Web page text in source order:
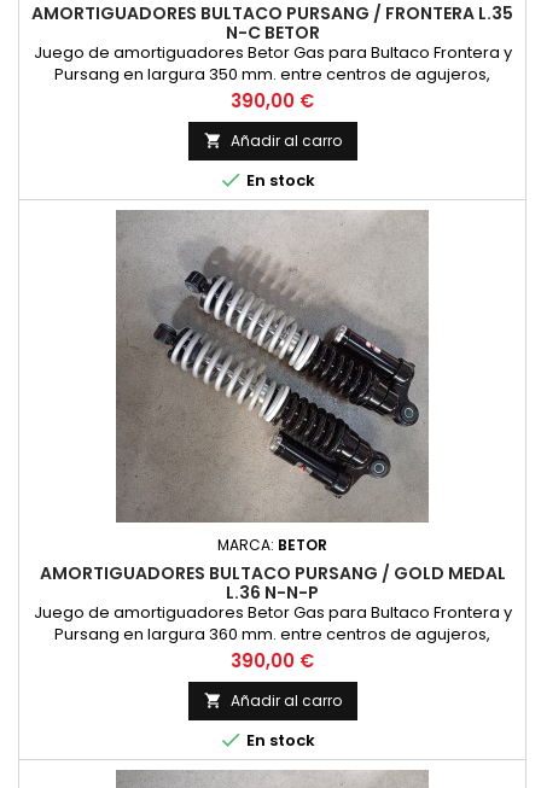
AMORTIGUADORES BULTACO PURSANG / FRONTERA L.35
N-C BETOR
Juego de amortiguadores Betor Gas para Bultaco Frontera y
Pursang en largura 350 mm. entre centros de agujeros,
acabado con cuerpo negro y un solo muelle cromado,
precio por pareja de amortiguadores.
Precio
390,00 €
 Añadir al carro
 En stock
MARCA: BETOR
AMORTIGUADORES BULTACO PURSANG / GOLD MEDAL
L.36 N-N-P
Juego de amortiguadores Betor Gas para Bultaco Frontera y
Pursang en largura 360 mm. entre centros de agujeros,
acabado con cuerpo negro y un dos muelles cromados,
precio por pareja de amortiguadores.
Precio
390,00 €
 Añadir al carro
 En stock